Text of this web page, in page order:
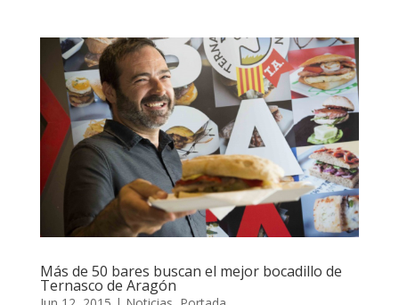
Más de 50 bares buscan el mejor bocadillo de
Ternasco de Aragón